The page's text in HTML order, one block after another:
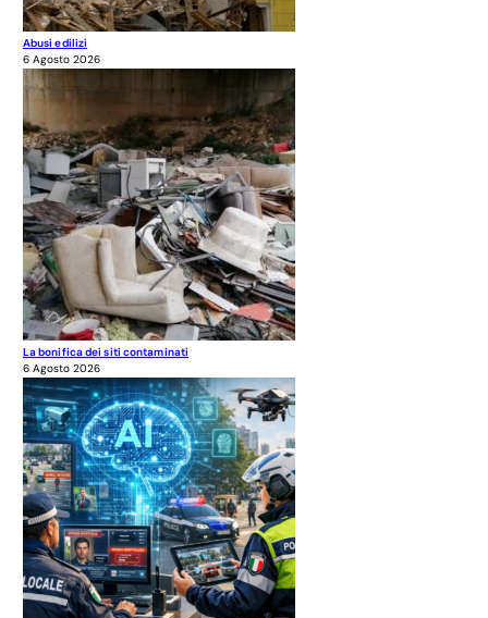
Abusi edilizi
6 Agosto 2026
La bonifica dei siti contaminati
6 Agosto 2026